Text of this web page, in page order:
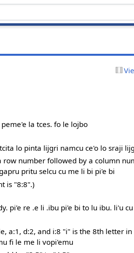
la tces. fo le lojbo
lo pinta lijgri namcu ce'o lo sraji
number followed by a column
pritu selcu cu me li bi pi'e bi
is "8:8".)
pi'e re .e li .ibu pi'e bi to lu ibu. li'u
a:1, d:2, and i:8 "i" is the 8th letter
fi le me li vopi'emu